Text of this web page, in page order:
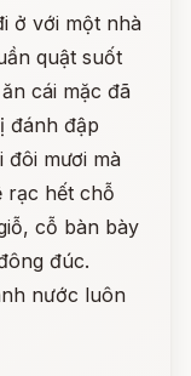
ở với một nhà
quật suốt
cái mặc đã
đánh đập
đôi mươi mà
rạc hết chỗ
cỗ bàn bày
đúc.
nước luôn